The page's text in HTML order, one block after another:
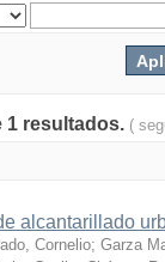
1 resultados. (
alcantarillado
Cornelio; Garza